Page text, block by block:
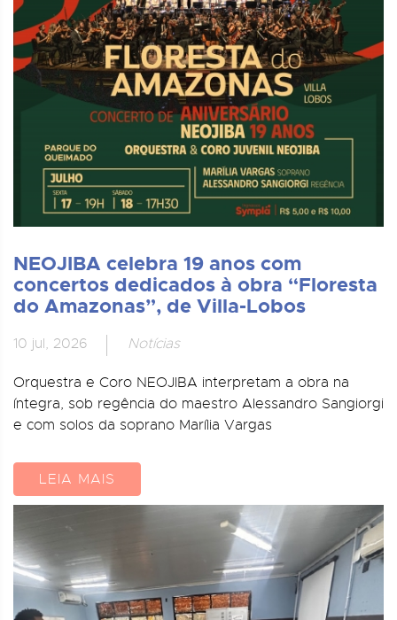
NEOJIBA celebra 19 anos com
concertos dedicados à obra “Floresta
do Amazonas”, de Villa-Lobos
10 jul, 2026 Notícias
Orquestra e Coro NEOJIBA interpretam a obra na
íntegra, sob regência do maestro Alessandro Sangiorgi
e com solos da soprano Marília Vargas
LEIA MAIS